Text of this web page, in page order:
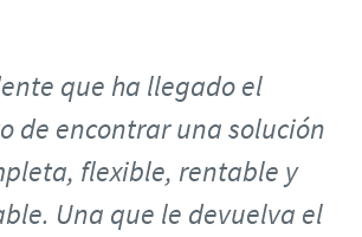
que ha llegado el
de encontrar una solución
flexible, rentable y
Una que le devuelva el